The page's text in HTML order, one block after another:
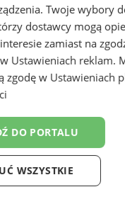
DworcuTwoje wybory
dostawcy mogą
zamiast na
Ustawieniach reklam.
zgodę w Ustawieniach
DO PORTALU
WSZYSTKIE